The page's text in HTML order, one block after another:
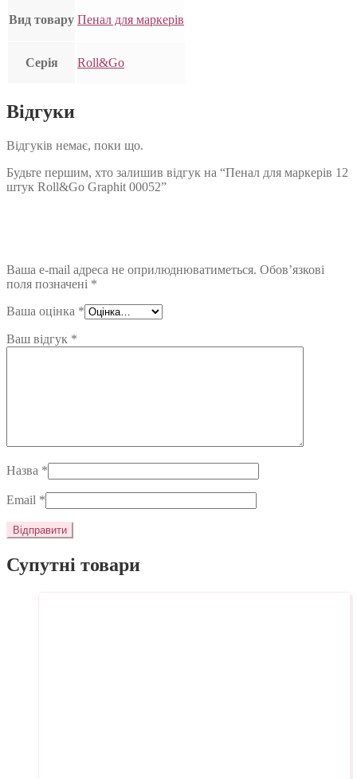
Вид товару Пенал для маркерів
Серія Roll&Go
Відгуки
Відгуків немає, поки що.
Будьте першим, хто залишив відгук на “Пенал для маркерів 12
штук Roll&Go Graphit 00052”
Ваша e-mail адреса не оприлюднюватиметься. Обов’язкові
поля позначені *
Ваша оцінка *
Ваш відгук *
Назва *
Email *
Супутні товари